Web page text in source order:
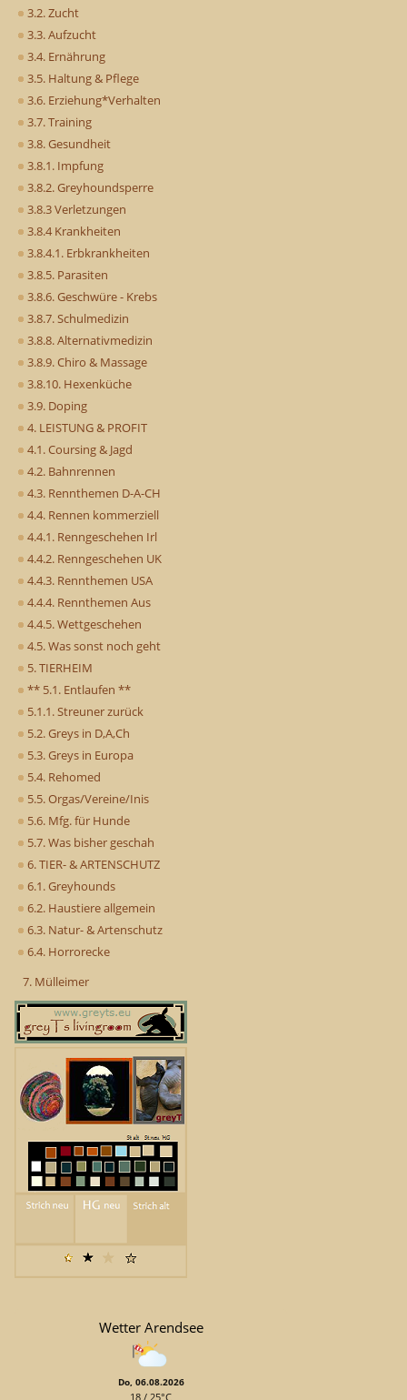
3.2. Zucht
3.3. Aufzucht
3.4. Ernährung
3.5. Haltung & Pflege
3.6. Erziehung*Verhalten
3.7. Training
3.8. Gesundheit
3.8.1. Impfung
3.8.2. Greyhoundsperre
3.8.3 Verletzungen
3.8.4 Krankheiten
3.8.4.1. Erbkrankheiten
3.8.5. Parasiten
3.8.6. Geschwüre - Krebs
3.8.7. Schulmedizin
3.8.8. Alternativmedizin
3.8.9. Chiro & Massage
3.8.10. Hexenküche
3.9. Doping
4. LEISTUNG & PROFIT
4.1. Coursing & Jagd
4.2. Bahnrennen
4.3. Rennthemen D-A-CH
4.4. Rennen kommerziell
4.4.1. Renngeschehen Irl
4.4.2. Renngeschehen UK
4.4.3. Rennthemen USA
4.4.4. Rennthemen Aus
4.4.5. Wettgeschehen
4.5. Was sonst noch geht
5. TIERHEIM
** 5.1. Entlaufen **
5.1.1. Streuner zurück
5.2. Greys in D,A,Ch
5.3. Greys in Europa
5.4. Rehomed
5.5. Orgas/Vereine/Inis
5.6. Mfg. für Hunde
5.7. Was bisher geschah
6. TIER- & ARTENSCHUTZ
6.1. Greyhounds
6.2. Haustiere allgemein
6.3. Natur- & Artenschutz
6.4. Horrorecke
7. Mülleimer
Wetter Arendsee
Do, 06.08.2026
18 / 25°C